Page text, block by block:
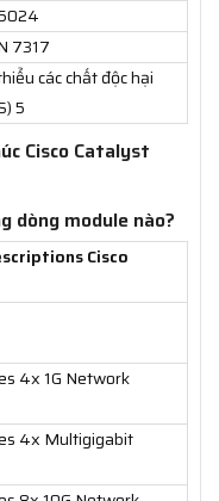
7317
các chất độc hại
5
Cisco Catalyst
dòng module nào?
Cisco
4x 1G Network
4x Multigigabit